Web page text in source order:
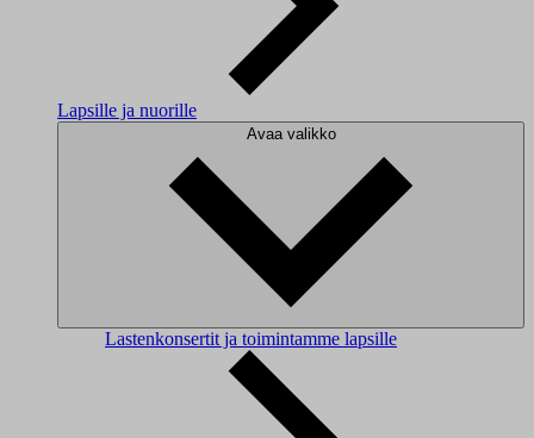
Lapsille ja nuorille
Avaa valikko
Lastenkonsertit ja toimintamme lapsille